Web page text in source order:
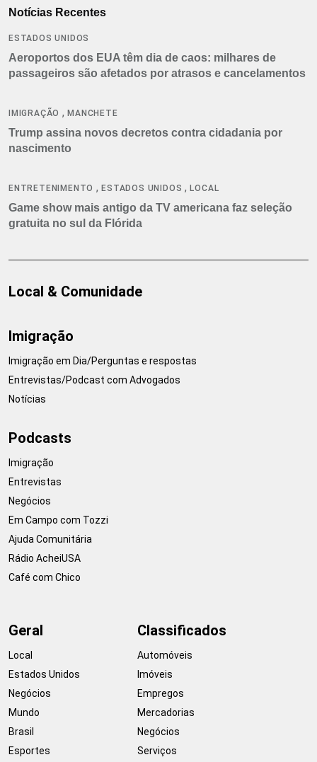
Notícias Recentes
ESTADOS UNIDOS
Aeroportos dos EUA têm dia de caos: milhares de
passageiros são afetados por atrasos e cancelamentos
IMIGRAÇÃO ,MANCHETE
Trump assina novos decretos contra cidadania por
nascimento
ENTRETENIMENTO ,ESTADOS UNIDOS ,LOCAL
Game show mais antigo da TV americana faz seleção
gratuita no sul da Flórida
Local & Comunidade
Imigração
Imigração em Dia/Perguntas e respostas
Entrevistas/Podcast com Advogados
Notícias
Podcasts
Imigração
Entrevistas
Negócios
Em Campo com Tozzi
Ajuda Comunitária
Rádio AcheiUSA
Café com Chico
Geral
Local
Estados Unidos
Negócios
Mundo
Brasil
Esportes
Classificados
Automóveis
Imóveis
Empregos
Mercadorias
Negócios
Serviços